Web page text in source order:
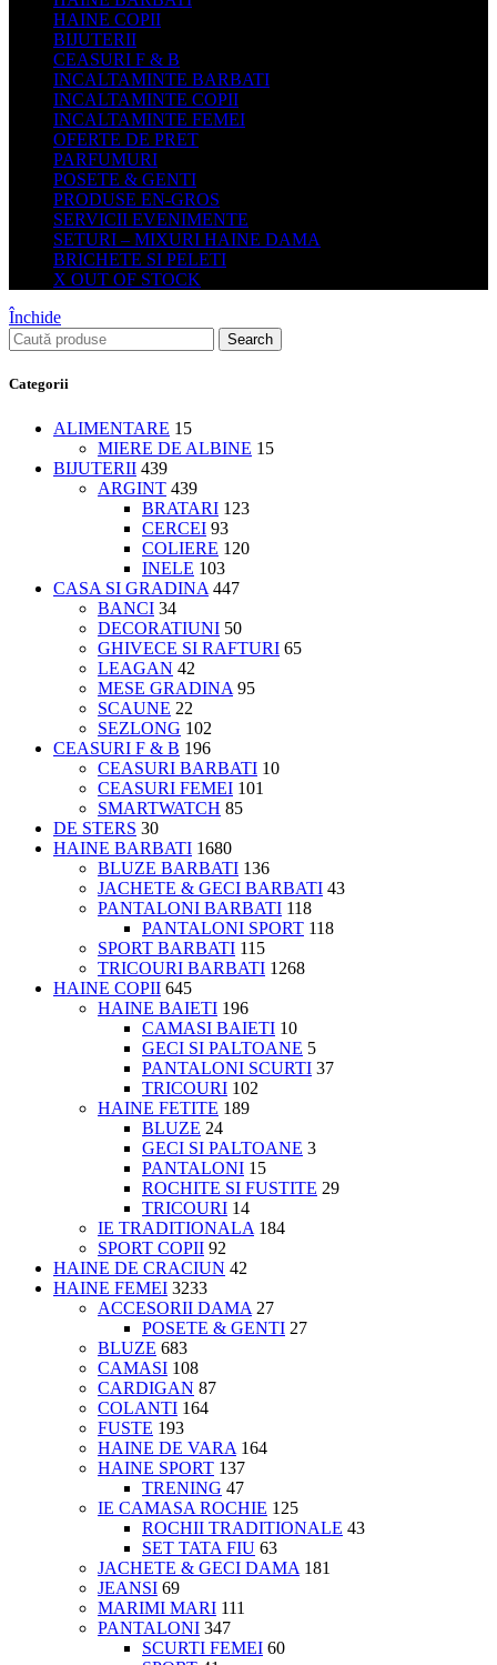
HAINE COPII
BIJUTERII
CEASURI F & B
INCALTAMINTE BARBATI
INCALTAMINTE COPII
INCALTAMINTE FEMEI
OFERTE DE PRET
PARFUMURI
POSETE & GENTI
PRODUSE EN-GROS
SERVICII EVENIMENTE
SETURI – MIXURI HAINE DAMA
BRICHETE SI PELETI
X OUT OF STOCK
Închide
Search
Categorii
ALIMENTARE 15
MIERE DE ALBINE 15
BIJUTERII 439
ARGINT 439
BRATARI 123
CERCEI 93
COLIERE 120
INELE 103
CASA SI GRADINA 447
BANCI 34
DECORATIUNI 50
GHIVECE SI RAFTURI 65
LEAGAN 42
MESE GRADINA 95
SCAUNE 22
SEZLONG 102
CEASURI F & B 196
CEASURI BARBATI 10
CEASURI FEMEI 101
SMARTWATCH 85
DE STERS 30
HAINE BARBATI 1680
BLUZE BARBATI 136
JACHETE & GECI BARBATI 43
PANTALONI BARBATI 118
PANTALONI SPORT 118
SPORT BARBATI 115
TRICOURI BARBATI 1268
HAINE COPII 645
HAINE BAIETI 196
CAMASI BAIETI 10
GECI SI PALTOANE 5
PANTALONI SCURTI 37
TRICOURI 102
HAINE FETITE 189
BLUZE 24
GECI SI PALTOANE 3
PANTALONI 15
ROCHITE SI FUSTITE 29
TRICOURI 14
IE TRADITIONALA 184
SPORT COPII 92
HAINE DE CRACIUN 42
HAINE FEMEI 3233
ACCESORII DAMA 27
POSETE & GENTI 27
BLUZE 683
CAMASI 108
CARDIGAN 87
COLANTI 164
FUSTE 193
HAINE DE VARA 164
HAINE SPORT 137
TRENING 47
IE CAMASA ROCHIE 125
ROCHII TRADITIONALE 43
SET TATA FIU 63
JACHETE & GECI DAMA 181
JEANSI 69
MARIMI MARI 111
PANTALONI 347
SCURTI FEMEI 60